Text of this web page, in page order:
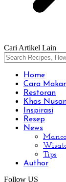
Cari Artikel Lain
Home
Cara
Restoran
Khas
Inspirasi
Resep
News
Tips
Author
Follow US